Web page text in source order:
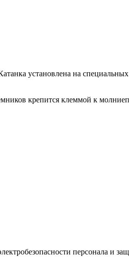
установлена на
крепится клеммой к
персонала и